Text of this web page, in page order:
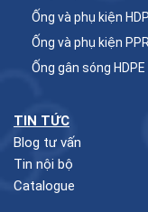
Ống và phụ kiện
Ống và phụ kiện PPR
Ống gân sóng
TIN TỨC
Blog tư vấn
Tin nội bộ
Catalogue